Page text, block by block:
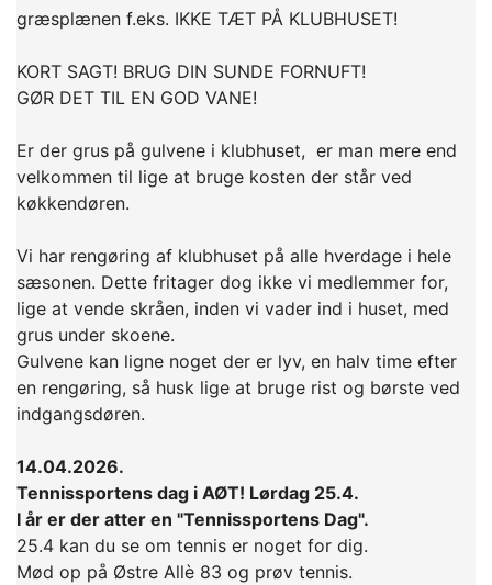
græsplænen f.eks. IKKE TÆT PÅ KLUBHUSET!
KORT SAGT! BRUG DIN SUNDE FORNUFT!
GØR DET TIL EN GOD VANE!
Er der grus på gulvene i klubhuset, er man mere end
velkommen til lige at bruge kosten der står ved
køkkendøren.
Vi har rengøring af klubhuset på alle hverdage i hele
sæsonen. Dette fritager dog ikke vi medlemmer for,
lige at vende skråen, inden vi vader ind i huset, med
grus under skoene.
Gulvene kan ligne noget der er lyv, en halv time efter
en rengøring, så husk lige at bruge rist og børste ved
indgangsdøren.
14.04.2026.
Tennissportens dag i AØT! Lørdag 25.4.
I år er der atter en "Tennissportens Dag".
25.4 kan du se om tennis er noget for dig.
Mød op på Østre Allè 83 og prøv tennis.